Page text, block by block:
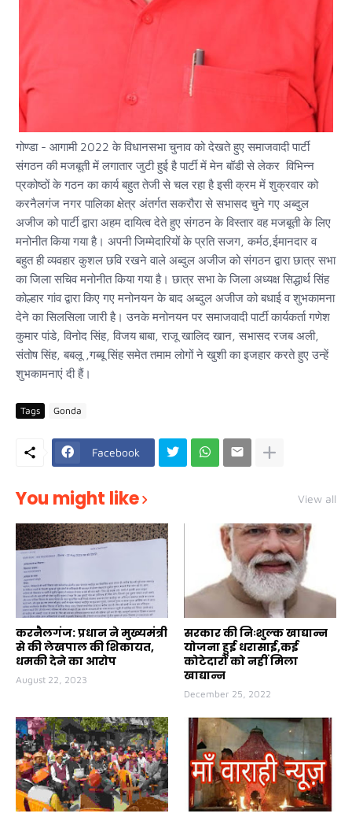
गोण्डा - आगामी 2022 के विधानसभा चुनाव को देखते हुए समाजवादी पार्टी
संगठन की मजबूती में लगातार जुटी हुई है पार्टी में मेन बॉडी से लेकर विभिन्न
प्रकोष्ठों के गठन का कार्य बहुत तेजी से चल रहा है इसी क्रम में शुक्रवार को
करनैलगंज नगर पालिका क्षेत्र अंतर्गत सकरौरा से सभासद चुने गए अब्दुल
अजीज को पार्टी द्वारा अहम दायित्व देते हुए संगठन के विस्तार वह मजबूती के लिए
मनोनीत किया गया है। अपनी जिम्मेदारियों के प्रति सजग, कर्मठ,ईमानदार व
बहुत ही व्यवहार कुशल छवि रखने वाले अब्दुल अजीज को संगठन द्वारा छात्र सभा
का जिला सचिव मनोनीत किया गया है। छात्र सभा के जिला अध्यक्ष सिद्धार्थ सिंह
कोल्हार गांव द्वारा किए गए मनोनयन के बाद अब्दुल अजीज को बधाई व शुभकामना
देने का सिलसिला जारी है। उनके मनोनयन पर समाजवादी पार्टी कार्यकर्ता गणेश
कुमार पांडे, विनोद सिंह, विजय बाबा, राजू खालिद खान, सभासद रजब अली,
संतोष सिंह, बबलू ,गब्बू सिंह समेत तमाम लोगों ने खुशी का इजहार करते हुए उन्हें
शुभकामनाएं दी हैं।
Tags Gonda
Facebook
You might like View all
करनैलगंज: प्रधान ने मुख्यमंत्री
से की लेखपाल की शिकायत,
धमकी देने का आरोप
August 22, 2023
सरकार की निःशुल्क खाद्यान्न
योजना हुई धरासाई,कई
कोटेदारों को नहीं मिला
खाद्यान्न
December 25, 2022